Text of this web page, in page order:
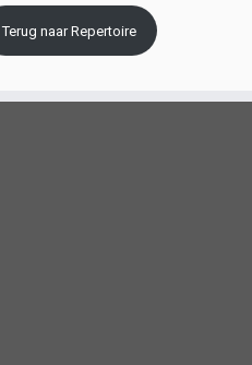
Terug naar Repertoire